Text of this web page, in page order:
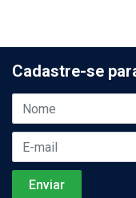
Cadastre-se